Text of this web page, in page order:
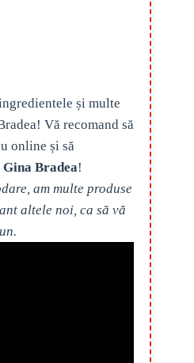
și multe
Vă recomand să
online și să
Bradea!
am multe produse
altele noi, ca să vă